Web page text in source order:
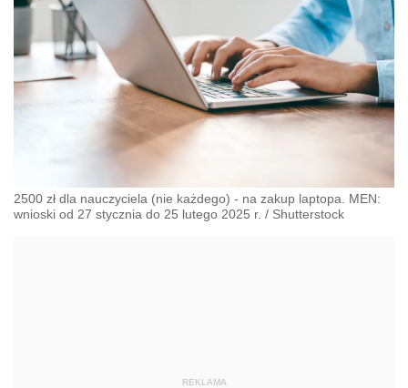
2500 zł dla nauczyciela (nie każdego) - na zakup laptopa. MEN:
wnioski od 27 stycznia do 25 lutego 2025 r. / Shutterstock